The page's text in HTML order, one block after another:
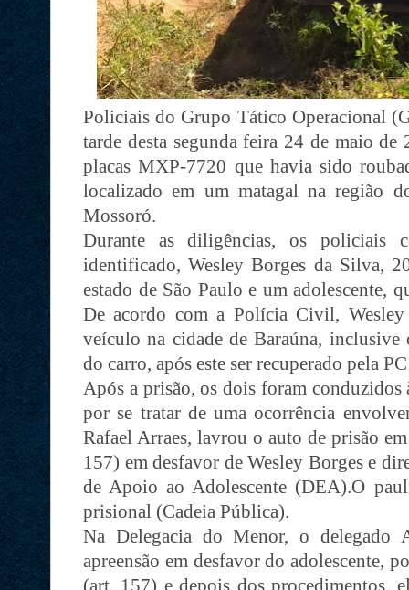
Policiais do Grupo Tático Operacional
tarde desta segunda feira 24 de maio
placas MXP-7720 que havia sido
localizado em um matagal na região
Mossoró.
Durante as diligências, os policiais
identificado, Wesley Borges da Silva,
estado de São Paulo e um adolescente,
De acordo com a Polícia Civil,
veículo na cidade de Baraúna,
do carro, após este ser recuperado pela
Após a prisão, os dois foram conduzidos
por se tratar de uma ocorrência
Rafael Arraes, lavrou o auto de prisão
157) em desfavor de Wesley Borges e
de Apoio ao Adolescente (DEA).O
prisional (Cadeia Pública).
Na Delegacia do Menor, o delegado
apreensão em desfavor do adolescente,
(art. 157) e depois dos procedimentos,